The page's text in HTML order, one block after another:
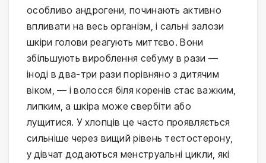
особливо андрогени, починають активно
впливати на весь організм, і сальні залози
шкіри голови реагують миттєво. Вони
збільшують вироблення себуму в рази —
іноді в два-три рази порівняно з дитячим
віком, — і волосся біля коренів стає важким,
липким, а шкіра може свербіти або
лущитися. У хлопців це часто проявляється
сильніше через вищий рівень тестостерону,
у дівчат додаються менструальні цикли, які